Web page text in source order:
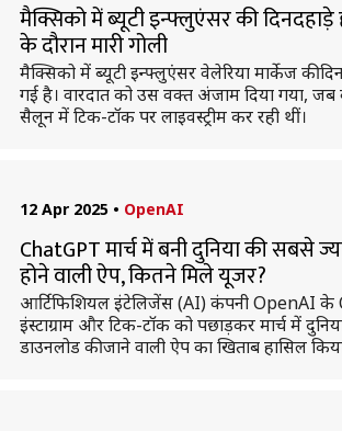
मैक्सिको में ब्यूटी इन्फ्लुएंसर की दिनदहाड़े
के दौरान मारी गोली
मैक्सिको में ब्यूटी इन्फ्लुएंसर वेलेरिया मार्केज की
गई है। वारदात को उस वक्त अंजाम दिया गया,
सैलून में टिक-टॉक पर लाइवस्ट्रीम कर रही थीं।
12 Apr 2025 • OpenAI
ChatGPT मार्च में बनी दुनिया की सबसे
होने वाली ऐप, कितने मिले यूजर?
आर्टिफिशियल इंटेलिजेंस (AI) कंपनी OpenAI के
इंस्टाग्राम और टिक-टॉक को पछाड़कर मार्च में
डाउनलोड की जाने वाली ऐप का खिताब हासिल